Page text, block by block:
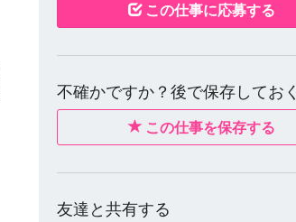
この仕事に応募する
不確かですか？後で保存しておく
この仕事を保存する
友達と共有する